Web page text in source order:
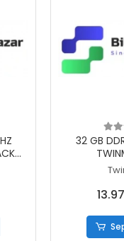
DT
32 GB